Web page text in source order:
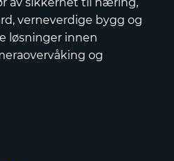
verneverdige bygg og
løsninger innen
og